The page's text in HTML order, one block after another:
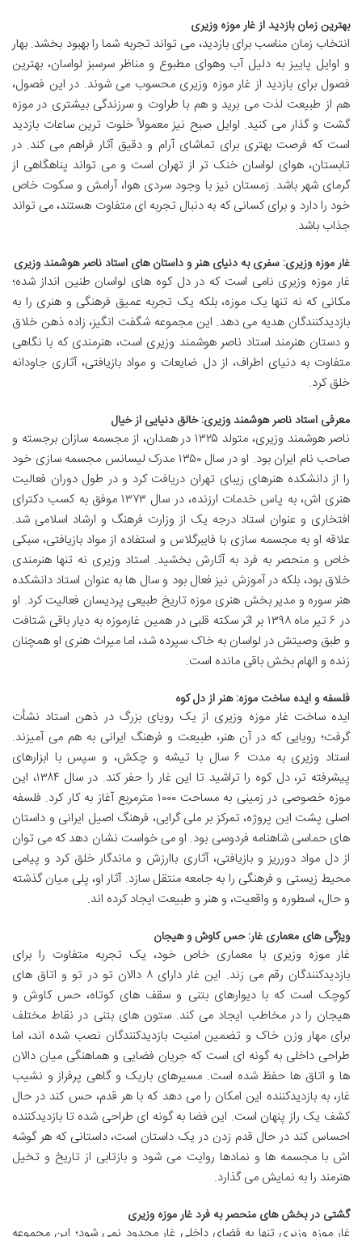
بهترین زمان بازدید از غار موزه وزیری
انتخاب زمان مناسب برای بازدید، می تواند تجربه شما را بهبود بخشد. بهار
و اوایل پاییز به دلیل آب وهوای مطبوع و مناظر سرسبز لواسان، بهترین
فصول برای بازدید از غار موزه وزیری محسوب می شوند. در این فصول،
هم از طبیعت لذت می برید و هم با طراوت و سرزندگی بیشتری در موزه
گشت و گذار می کنید. اوایل صبح نیز معمولاً خلوت ترین ساعات بازدید
است که فرصت بهتری برای تماشای آرام و دقیق آثار فراهم می کند. در
تابستان، هوای لواسان خنک تر از تهران است و می تواند پناهگاهی از
گرمای شهر باشد. زمستان نیز با وجود سردی هوا، آرامش و سکوت خاص
خود را دارد و برای کسانی که به دنبال تجربه ای متفاوت هستند، می تواند
جذاب باشد.
غار موزه وزیری: سفری به دنیای هنر و داستان های استاد ناصر هوشمند وزیری
غار موزه وزیری نامی است که در دل کوه های لواسان طنین انداز شده؛
مکانی که نه تنها یک موزه، بلکه یک تجربه عمیق فرهنگی و هنری را به
بازدیدکنندگان هدیه می دهد. این مجموعه شگفت انگیز، زاده ذهن خلاق
و دستان هنرمند استاد ناصر هوشمند وزیری است، هنرمندی که با نگاهی
متفاوت به دنیای اطراف، از دل ضایعات و مواد بازیافتی، آثاری جاودانه
خلق کرد.
معرفی استاد ناصر هوشمند وزیری: خالق دنیایی از خیال
ناصر هوشمند وزیری، متولد ۱۳۲۵ در همدان، از مجسمه سازان برجسته و
صاحب نام ایران بود. او در سال ۱۳۵۰ مدرک لیسانس مجسمه سازی خود
را از دانشکده هنرهای زیبای تهران دریافت کرد و در طول دوران فعالیت
هنری اش، به پاس خدمات ارزنده، در سال ۱۳۷۳ موفق به کسب دکترای
افتخاری و عنوان استاد درجه یک از وزارت فرهنگ و ارشاد اسلامی شد.
علاقه او به مجسمه سازی با فایبرگلاس و استفاده از مواد بازیافتی، سبکی
خاص و منحصر به فرد به آثارش بخشید. استاد وزیری نه تنها هنرمندی
خلاق بود، بلکه در آموزش نیز فعال بود و سال ها به عنوان استاد دانشکده
هنر سوره و مدیر بخش هنری موزه تاریخ طبیعی پردیسان فعالیت کرد. او
در ۶ تیر ماه ۱۳۹۸ بر اثر سکته قلبی در همین غارموزه به دیار باقی شتافت
و طبق وصیتش در لواسان به خاک سپرده شد، اما میراث هنری او همچنان
زنده و الهام بخش باقی مانده است.
فلسفه و ایده ساخت موزه: هنر از دل کوه
ایده ساخت غار موزه وزیری از یک رویای بزرگ در ذهن استاد نشأت
گرفت؛ رویایی که در آن هنر، طبیعت و فرهنگ ایرانی به هم می آمیزند.
استاد وزیری به مدت ۶ سال با تیشه و چکش، و سپس با ابزارهای
پیشرفته تر، دل کوه را تراشید تا این غار را حفر کند. در سال ۱۳۸۴، این
موزه خصوصی در زمینی به مساحت ۱۰۰۰ مترمربع آغاز به کار کرد. فلسفه
اصلی پشت این پروژه، تمرکز بر ملی گرایی، فرهنگ اصیل ایرانی و داستان
های حماسی شاهنامه فردوسی بود. او می خواست نشان دهد که می توان
از دل مواد دورریز و بازیافتی، آثاری باارزش و ماندگار خلق کرد و پیامی
محیط زیستی و فرهنگی را به جامعه منتقل سازد. آثار او، پلی میان گذشته
و حال، اسطوره و واقعیت، و هنر و طبیعت ایجاد کرده اند.
ویژگی های معماری غار: حس کاوش و هیجان
غار موزه وزیری با معماری خاص خود، یک تجربه متفاوت را برای
بازدیدکنندگان رقم می زند. این غار دارای ۸ دالان تو در تو و اتاق های
کوچک است که با دیوارهای بتنی و سقف های کوتاه، حس کاوش و
هیجان را در مخاطب ایجاد می کند. ستون های بتنی در نقاط مختلف
برای مهار وزن خاک و تضمین امنیت بازدیدکنندگان نصب شده اند، اما
طراحی داخلی به گونه ای است که جریان فضایی و هماهنگی میان دالان
ها و اتاق ها حفظ شده است. مسیرهای باریک و گاهی پرفراز و نشیب
غار، به بازدیدکننده این امکان را می دهد که با هر قدم، حس کند در حال
کشف یک راز پنهان است. این فضا به گونه ای طراحی شده تا بازدیدکننده
احساس کند در حال قدم زدن در یک داستان است، داستانی که هر گوشه
اش با مجسمه ها و نمادها روایت می شود و بازتابی از تاریخ و تخیل
هنرمند را به نمایش می گذارد.
گشتی در بخش های منحصر به فرد غار موزه وزیری